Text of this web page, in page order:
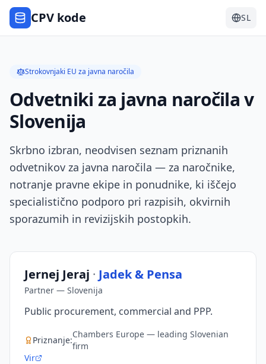
CPV kode SL
Strokovnjaki EU za javna naročila
Odvetniki za javna naročila v
Slovenija
Skrbno izbran, neodvisen seznam priznanih
odvetnikov za javna naročila — za naročnike,
notranje pravne ekipe in ponudnike, ki iščejo
specialistično podporo pri razpisih, okvirnih
sporazumih in revizijskih postopkih.
Jernej Jeraj · Jadek & Pensa
Partner — Slovenija
Public procurement, commercial and PPP.
Priznanje:
Chambers Europe — leading Slovenian
firm
Vir